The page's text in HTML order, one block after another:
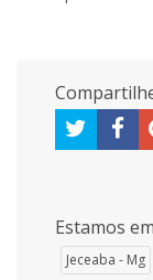
Estamos
Jeceaba - Mg